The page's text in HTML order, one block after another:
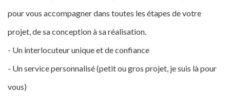
pour vous accompagner dans toutes les étapes de votre
projet, de sa conception à sa réalisation.
- Un interlocuteur unique et de confiance
- Un service personnalisé (petit ou gros projet, je suis là pour
vous)